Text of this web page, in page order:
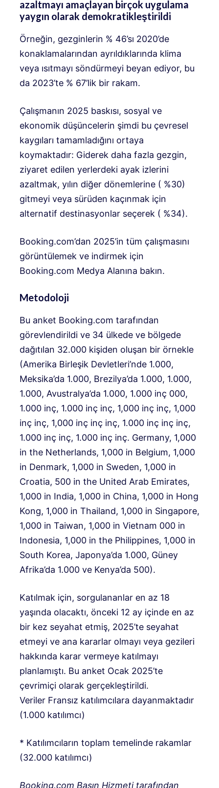
azaltmayı amaçlayan birçok uygulama
yaygın olarak demokratikleştirildi
Örneğin, gezginlerin % 46’sı 2020’de
konaklamalarından ayrıldıklarında klima
veya ısıtmayı söndürmeyi beyan ediyor, bu
da 2023’te % 67’lik bir rakam.
Çalışmanın 2025 baskısı, sosyal ve
ekonomik düşüncelerin şimdi bu çevresel
kaygıları tamamladığını ortaya
koymaktadır: Giderek daha fazla gezgin,
ziyaret edilen yerlerdeki ayak izlerini
azaltmak, yılın diğer dönemlerine ( %30)
gitmeyi veya sürüden kaçınmak için
alternatif destinasyonlar seçerek ( %34).
Booking.com’dan 2025’in tüm çalışmasını
görüntülemek ve indirmek için
Booking.com Medya Alanına bakın.
Metodoloji
Bu anket Booking.com tarafından
görevlendirildi ve 34 ülkede ve bölgede
dağıtılan 32.000 kişiden oluşan bir örnekle
(Amerika Birleşik Devletleri’nde 1.000,
Meksika’da 1.000, Brezilya’da 1.000, 1.000,
1.000, Avustralya’da 1.000, 1.000 inç 000,
1.000 inç, 1.000 inç inç, 1,000 inç inç, 1,000
inç inç, 1,000 inç inç inç, 1.000 inç inç inç,
1.000 inç inç, 1.000 inç inç. Germany, 1,000
in the Netherlands, 1,000 in Belgium, 1,000
in Denmark, 1,000 in Sweden, 1,000 in
Croatia, 500 in the United Arab Emirates,
1,000 in India, 1,000 in China, 1,000 in Hong
Kong, 1,000 in Thailand, 1,000 in Singapore,
1,000 in Taiwan, 1,000 in Vietnam 000 in
Indonesia, 1,000 in the Philippines, 1,000 in
South Korea, Japonya’da 1.000, Güney
Afrika’da 1.000 ve Kenya’da 500).
Katılmak için, sorgulananlar en az 18
yaşında olacaktı, önceki 12 ay içinde en az
bir kez seyahat etmiş, 2025’te seyahat
etmeyi ve ana kararlar olmayı veya gezileri
hakkında karar vermeye katılmayı
planlamıştı. Bu anket Ocak 2025’te
çevrimiçi olarak gerçekleştirildi.
Veriler Fransız katılımcılara dayanmaktadır
(1.000 katılımcı)
* Katılımcıların toplam temelinde rakamlar
(32.000 katılımcı)
Booking.com Basın Hizmeti tarafından